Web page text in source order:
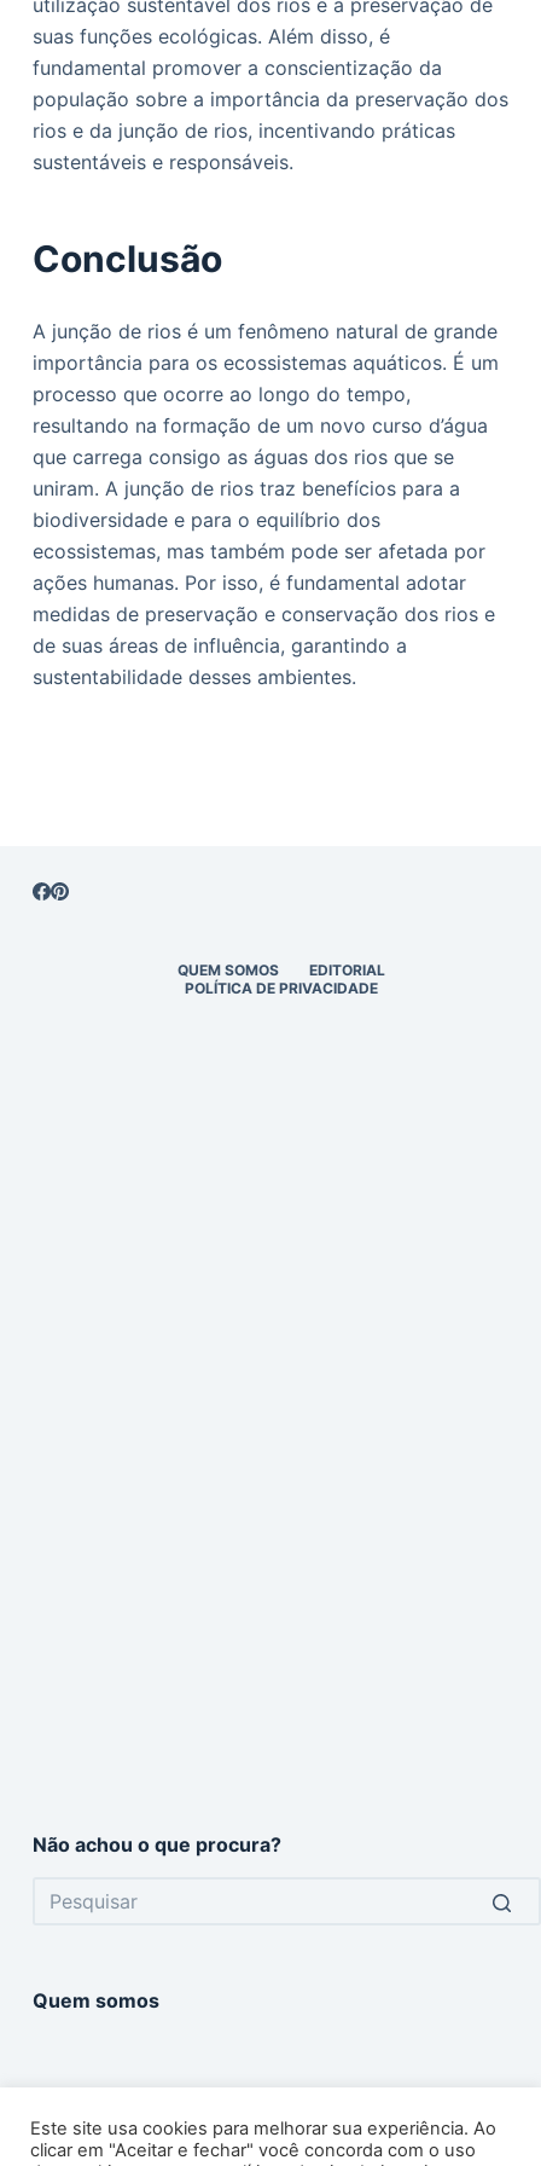
utilização sustentável dos rios e a preservação de
suas funções ecológicas. Além disso, é
fundamental promover a conscientização da
população sobre a importância da preservação dos
rios e da junção de rios, incentivando práticas
sustentáveis e responsáveis.
Conclusão
A junção de rios é um fenômeno natural de grande
importância para os ecossistemas aquáticos. É um
processo que ocorre ao longo do tempo,
resultando na formação de um novo curso d’água
que carrega consigo as águas dos rios que se
uniram. A junção de rios traz benefícios para a
biodiversidade e para o equilíbrio dos
ecossistemas, mas também pode ser afetada por
ações humanas. Por isso, é fundamental adotar
medidas de preservação e conservação dos rios e
de suas áreas de influência, garantindo a
sustentabilidade desses ambientes.
QUEM SOMOS
EDITORIAL
POLÍTICA DE PRIVACIDADE
Não achou o que procura?
Quem somos
Este site usa cookies para melhorar sua experiência. Ao
clicar em "Aceitar e fechar" você concorda com o uso